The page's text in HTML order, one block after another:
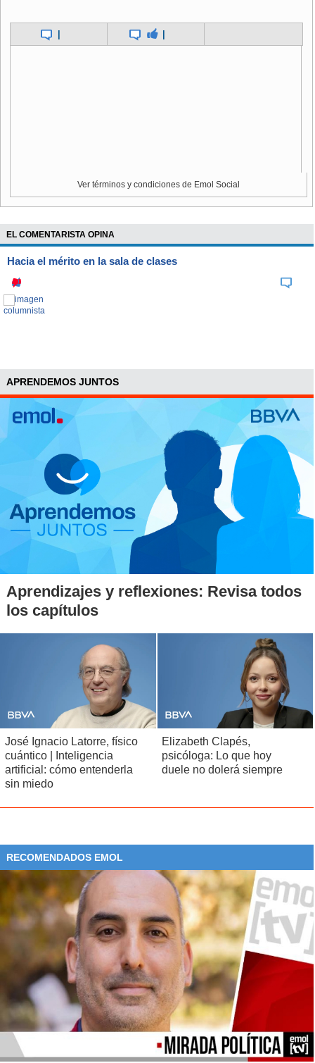
Ver términos y condiciones de Emol Social
EL COMENTARISTA OPINA
Hacia el mérito en la sala de clases
APRENDEMOS JUNTOS
Aprendizajes y reflexiones: Revisa todos
los capítulos
José Ignacio Latorre, físico
cuántico | Inteligencia
artificial: cómo entenderla
sin miedo
Elizabeth Clapés,
psicóloga: Lo que hoy
duele no dolerá siempre
RECOMENDADOS EMOL